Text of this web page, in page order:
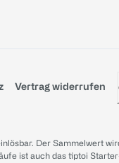
Vertrag widerrufen
Der Sammelwert
ist auch das tiptoi